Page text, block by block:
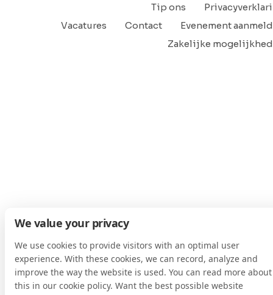
Tip ons
Evenement
Contact
Vacatures
Zakelijke
We value your privacy
We use cookies to provide visitors with an optimal user
experience. With these cookies, we can record, analyze and
improve the way the website is used. You can read more about
this in our cookie policy. Want the best possible website